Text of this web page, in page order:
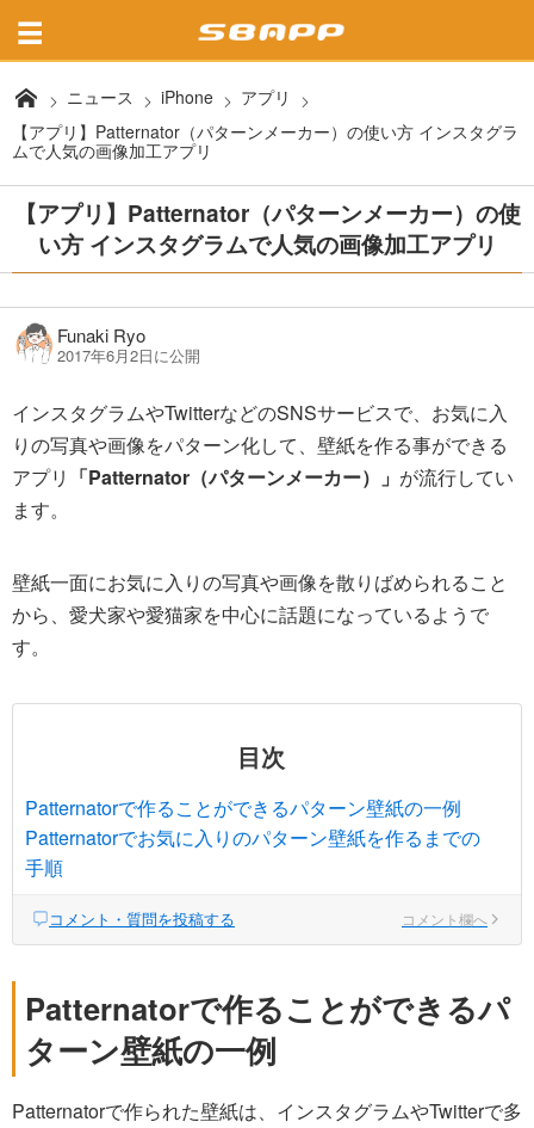
ニュース iPhone
アプリ
【アプリ】Patternator（パターンメーカー）の使い方 インスタグラ
ムで人気の画像加工アプリ
【アプリ】Patternator（パターンメーカー）の使
い方 インスタグラムで人気の画像加工アプリ
Funaki Ryo
2017年6月2日に公開
インスタグラムやTwitterなどのSNSサービスで、お気に入
りの写真や画像をパターン化して、壁紙を作る事ができる
アプリ 「Patternator（パターンメーカー）」 が流行してい
ます。
壁紙一面にお気に入りの写真や画像を散りばめられること
から、愛犬家や愛猫家を中心に話題になっているようで
す。
目次
Patternatorで作ることができるパターン壁紙の一例
Patternatorでお気に入りのパターン壁紙を作るまでの
手順
コメント・質問を投稿する コメント欄へ
Patternatorで作ることができるパ
ターン壁紙の一例
Patternatorで作られた壁紙は、インスタグラムやTwitterで多